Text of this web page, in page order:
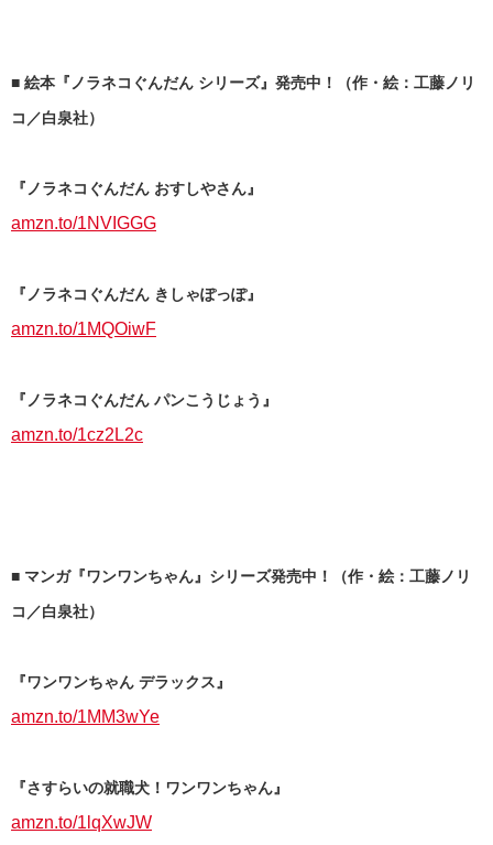
■ 絵本『ノラネコぐんだん シリーズ』発売中！（作・絵：工藤ノリ
コ／白泉社）
『ノラネコぐんだん おすしやさん』
amzn.to/1NVIGGG
『ノラネコぐんだん きしゃぽっぽ』
amzn.to/1MQOiwF
『ノラネコぐんだん パンこうじょう』
amzn.to/1cz2L2c
■ マンガ『ワンワンちゃん』シリーズ発売中！（作・絵：工藤ノリ
コ／白泉社）
『ワンワンちゃん デラックス』
amzn.to/1MM3wYe
『さすらいの就職犬！ワンワンちゃん』
amzn.to/1lqXwJW